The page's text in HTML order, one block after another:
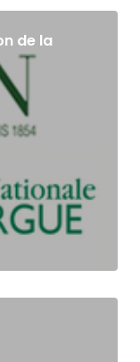
de la